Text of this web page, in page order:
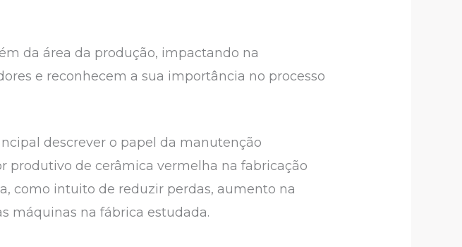
da área da produção, impactando na
e reconhecem a sua importância no processo
descrever o papel da manutenção
produtivo de cerâmica vermelha na fabricação
como intuito de reduzir perdas, aumento na
máquinas na fábrica estudada.